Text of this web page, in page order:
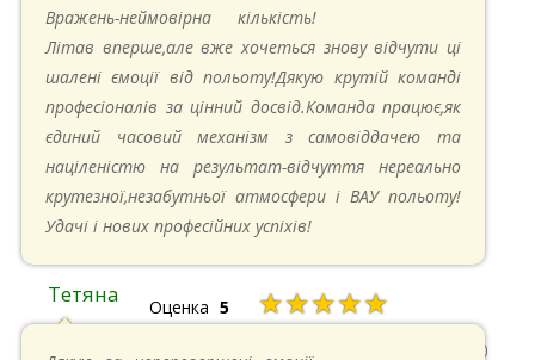
Вражень-неймовірна кількість!
Літав вперше,але вже хочеться знову відчути ці
шалені ємоції від польоту!Дякую крутій команді
професіоналів за цінний досвід.Команда працює,як
єдиний часовий механізм з самовіддачею та
націленістю на результат-відчуття нереально
крутезної,незабутньої атмосфери і ВАУ польоту!
Удачі і нових професійних успіхів!
Тетяна Оценка 5 ★★★★★
13.05.2024 в 11:30